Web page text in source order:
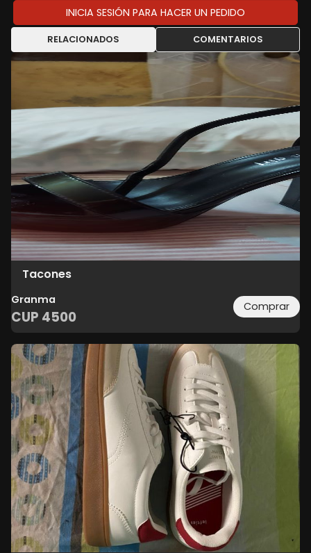
INICIA SESIÓN PARA HACER UN PEDIDO
RELACIONADOS COMENTARIOS
Tacones
Granma
CUP 4500
Comprar